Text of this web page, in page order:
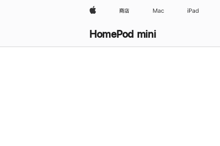
Apple 商店 Mac iPad
HomePod mini